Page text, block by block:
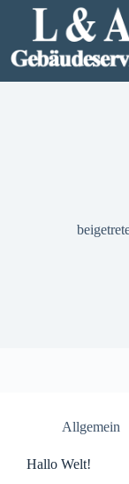
springen
Allgemein
Hallo Welt!